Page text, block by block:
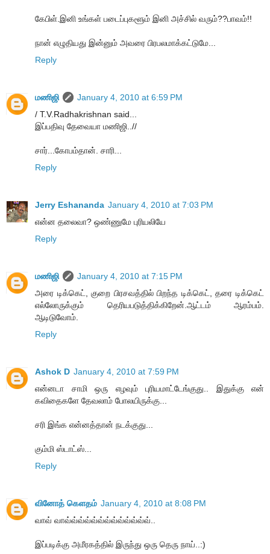
கேபிள்.இனி உங்கள் படைப்புகளூம் இனி அச்சில் வரும்??பாவம்!!
நான் எழுதியது இன்னும் அவரை பிரபலமாக்கட்டுமே...
Reply
மணிஜி
January 4, 2010 at 6:59 PM
/ T.V.Radhakrishnan said...
இப்பதிவு தேவையா மணிஜி..//
சார்...கோபம்தான். சாரி...
Reply
Jerry Eshananda January 4, 2010 at 7:03 PM
என்ன தலைவா? ஒண்ணுமே புரியலியே
Reply
மணிஜி
January 4, 2010 at 7:15 PM
அரை டிக்கெட், குறை பிரசவத்தில் பிறந்த டிக்கெட், தரை டிக்கெட்
எல்லோருக்கும் தெரியபடுத்திக்கிறேன்.ஆட்டம் ஆரம்பம்.
ஆடிடுவோம்.
Reply
Ashok D January 4, 2010 at 7:59 PM
என்னடா சாமி ஒரு எழவும் புரியமாட்டேங்குது.. இதுக்கு என்
கவிதைகளே தேவலாம் போலயிருக்கு...
சரி இங்க என்னத்தான் நடக்குது...
கும்மி ஸ்டாட்ஸ்...
Reply
வினோத் கெளதம் January 4, 2010 at 8:08 PM
வாவ் வாவ்வ்வ்வ்வ்வ்வ்வ்வ்வ்வ்வ்வ்..
இப்படிக்கு அமீரகத்தில் இருந்து ஒரு தெரு நாய்..:)